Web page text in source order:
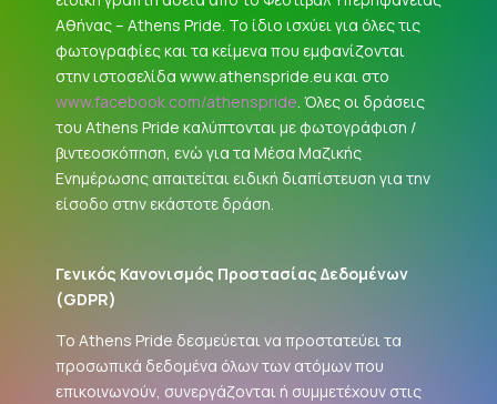
Αθήνας – Athens Pride. Το ίδιο ισχύει για όλες τις
φωτογραφίες και τα κείμενα που εμφανίζονται
στην ιστοσελίδα www.athenspride.eu και στο
www.facebook.com/athenspride. Όλες οι δράσεις
του Athens Pride καλύπτονται με φωτογράφιση /
βιντεοσκόπηση, ενώ για τα Μέσα Μαζικής
Ενημέρωσης απαιτείται ειδική διαπίστευση για την
είσοδο στην εκάστοτε δράση.
Γενικός Κανονισμός Προστασίας Δεδομένων
(GDPR)
Το Athens Pride δεσμεύεται να προστατεύει τα
προσωπικά δεδομένα όλων των ατόμων που
επικοινωνούν, συνεργάζονται ή συμμετέχουν στις